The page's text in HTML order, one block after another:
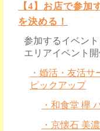
【4】お店で参加
を決める！
参加するイベン
エリアイベント
・婚活・友活
ピックアップ
・和食堂 欅
・京懐石 美